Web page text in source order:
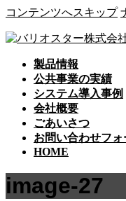
コンテンツへスキップ
製品情報
公共事業の実績
システム導入事例
会社概要
ごあいさつ
お問い合わせフォ
HOME
image-27